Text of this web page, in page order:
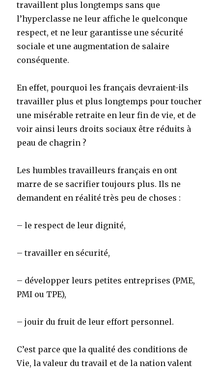
travaillent plus longtemps sans que
l’hyperclasse ne leur affiche le quelconque
respect, et ne leur garantisse une sécurité
sociale et une augmentation de salaire
conséquente.
En effet, pourquoi les français devraient-ils
travailler plus et plus longtemps pour toucher
une misérable retraite en leur fin de vie, et de
voir ainsi leurs droits sociaux être réduits à
peau de chagrin ?
Les humbles travailleurs français en ont
marre de se sacrifier toujours plus. Ils ne
demandent en réalité très peu de choses :
– le respect de leur dignité,
– travailler en sécurité,
– développer leurs petites entreprises (PME,
PMI ou TPE),
– jouir du fruit de leur effort personnel.
C’est parce que la qualité des conditions de
Vie, la valeur du travail et de la nation valent